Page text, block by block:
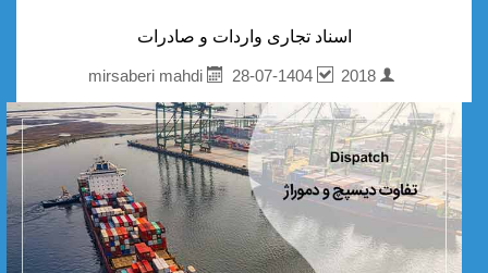
اسناد تجاری واردات و صادرات
mirsaberi mahdi
28-07-1404 2018